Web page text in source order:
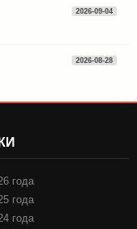
2026-09-04
2026-08-28
года
года
года